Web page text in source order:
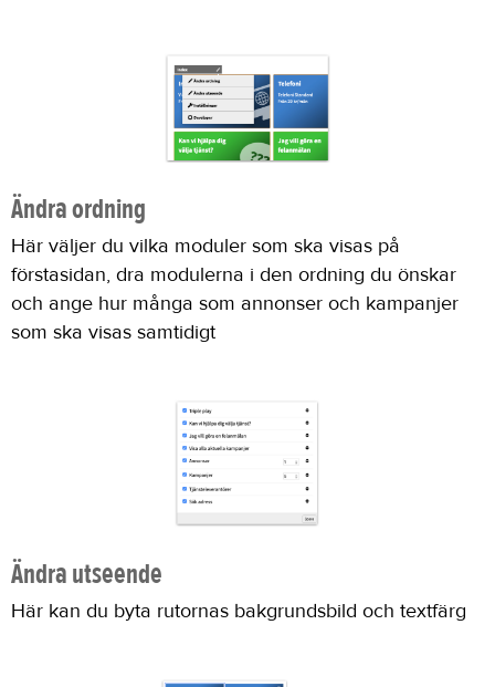
Ändra ordning
Här väljer du vilka moduler som ska visas på
förstasidan, dra modulerna i den ordning du önskar
och ange hur många som annonser och kampanjer
som ska visas samtidigt
Ändra utseende
Här kan du byta rutornas bakgrundsbild och textfärg